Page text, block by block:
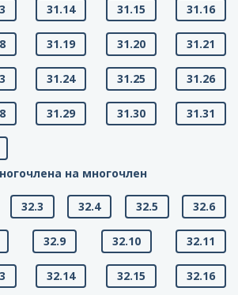
31.14 31.15 31.16
31.19 31.20 31.21
31.24 31.25 31.26
31.29 31.30 31.31
на многочлен
32.3 32.4 32.5 32.6
32.9 32.10 32.11
32.14 32.15 32.16